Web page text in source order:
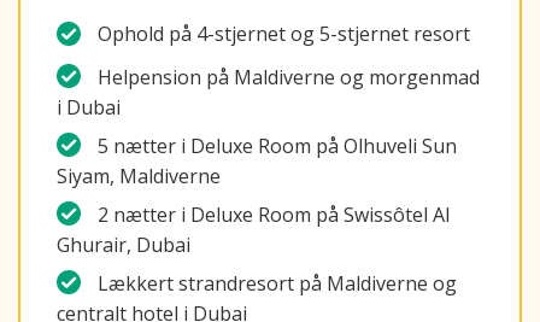
Ophold på 4-stjernet og 5-stjernet resort
Helpension på Maldiverne og morgenmad
i Dubai
5 nætter i Deluxe Room på Olhuveli Sun
Siyam, Maldiverne
2 nætter i Deluxe Room på Swissôtel Al
Ghurair, Dubai
Lækkert strandresort på Maldiverne og
centralt hotel i Dubai